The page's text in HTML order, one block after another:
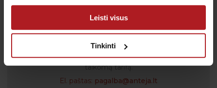
arba naudojant paslaugas surinktos informacijos.
Leisti visus
Tinkinti
Klientų aptarnavimas
+370 700 55 511
Tel.: (iš užsienio)00-370-37-245330
Skambučiai į klientų aptarnavimo centro numerį
apmokestinami pagal Jūsų ryšio operatoriaus
taikomą tarifą.
El. paštas: pagalba@anteja.lt